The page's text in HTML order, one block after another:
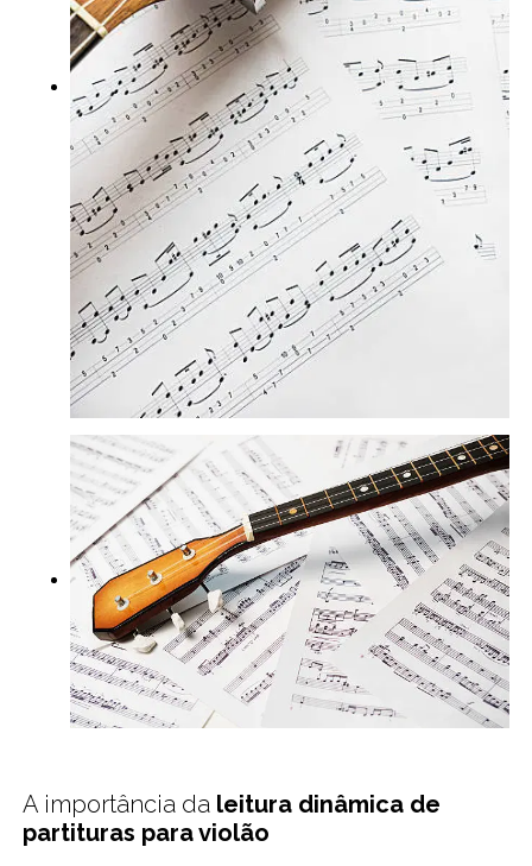
A importância da leitura dinâmica de
partituras para violão